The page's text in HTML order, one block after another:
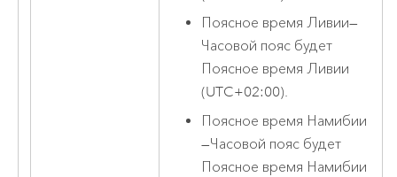
Поясное время Ливии—
Часовой пояс будет
Поясное время Ливии
(UTC+02:00).
Поясное время Намибии
—Часовой пояс будет
Поясное время Намибии